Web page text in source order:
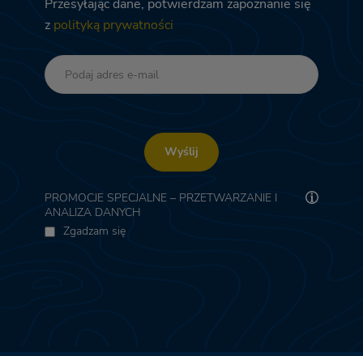
Przesyłając dane, potwierdzam zapoznanie się
z polityką prywatności
Wyślij
PROMOCJE SPECJALNE – PRZETWARZANIE I
ANALIZA DANYCH
Zgadzam się